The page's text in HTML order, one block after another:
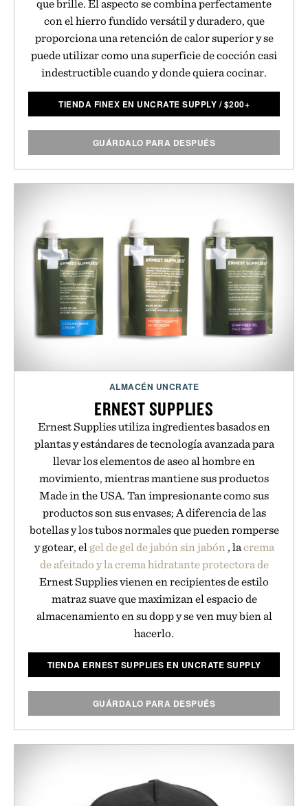
que brille. El aspecto se combina perfectamente
con el hierro fundido versátil y duradero, que
proporciona una retención de calor superior y se
puede utilizar como una superficie de cocción casi
indestructible cuando y donde quiera cocinar.
TIENDA FINEX EN UNCRATE SUPPLY /$200+
GUÁRDALO PARA DESPUÉS
ALMACÉN UNCRATE
ERNEST SUPPLIES
Ernest Supplies utiliza ingredientes basados en
plantas y estándares de tecnología avanzada para
llevar los elementos de aseo al hombre en
movimiento, mientras mantiene sus productos
Made in the USA. Tan impresionante como sus
productos son sus envases; A diferencia de las
botellas y los tubos normales que pueden romperse
y gotear, el gel de gel de jabón sin jabón , lacrema
de afeitado y la crema hidratante protectora de
Ernest Supplies vienen en recipientes de estilo
matraz suave que maximizan el espacio de
almacenamiento en su dopp y se ven muy bien al
hacerlo.
TIENDA ERNEST SUPPLIES EN UNCRATE SUPPLY
GUÁRDALO PARA DESPUÉS